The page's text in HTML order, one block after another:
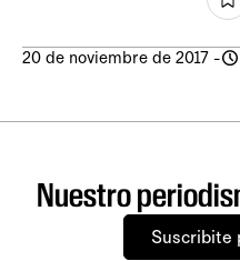
20 de noviembre de 2017 -
Nuestro
Suscribite